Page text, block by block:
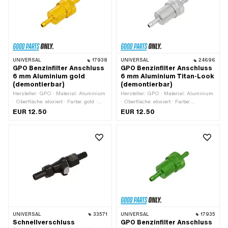
UNIVERSAL 17938
GPO Benzinfilter Anschluss
6 mm Aluminium gold
(demontierbar)
Hersteller: GPO · Material: Aluminium
· Oberfläche: eloxiert · Farbe: gold ·
Filterart: Sintermetall · zerlegbar: Ja ·
EUR 12.50
UNIVERSAL 24696
GPO Benzinfilter Anschluss
6 mm Aluminium Titan-Look
(demontierbar)
Hersteller: GPO · Material: Aluminium
· Oberfläche: eloxiert · Farbe:
titanfarben · Filterart: Sintermetall ·
EUR 12.50
UNIVERSAL 33571
Schnellverschluss
UNIVERSAL 17935
GPO Benzinfilter Anschluss